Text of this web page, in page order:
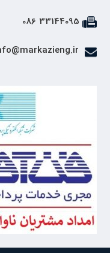
33144095 086